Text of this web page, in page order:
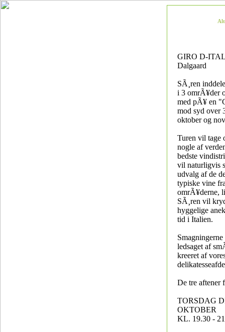
GIRO D-
Dalgaard
SÃ¸ren
i 3 omrÃ¥der
med pÃ¥ en
mod syd over
oktober og
Turen vil tage
nogle af
bedste
vil naturligvis
udvalg af de
typiske vine
omrÃ¥derne,
SÃ¸ren vil
hyggelige
tid i Italien.
ledsaget af
kreeret af
De tre aftener
TORSDAG
OKTOBER
KL. 19.30 -